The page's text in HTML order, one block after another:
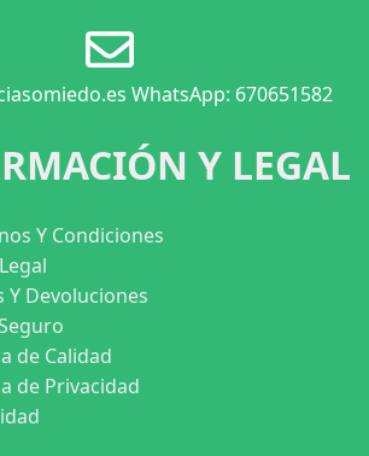
WhatsApp: 670651582
Y LEGAL
Y Condiciones
Y Devoluciones
de Calidad
de Privacidad